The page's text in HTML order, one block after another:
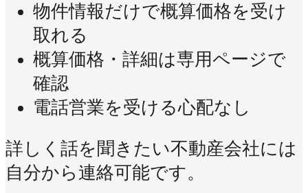
物件情報だけで概算価格を受け
取れる
概算価格・詳細は専用ページで
確認
電話営業を受ける心配なし
詳しく話を聞きたい不動産会社には
自分から連絡可能です。